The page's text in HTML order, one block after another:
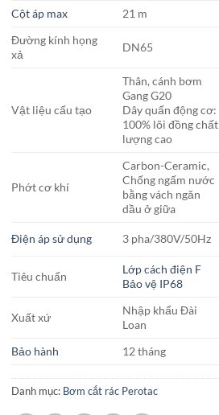
Cột áp max
21 m
Đường kính họng
xả
DN65
Vật liệu cấu tạo
Thân, cánh bơm
Gang G20
Dây quấn động cơ:
100% lõi đồng chất
lượng cao
Phớt cơ khí
Carbon-Ceramic,
Chống ngấm nước
bằng vách ngăn
dầu ở giữa
Điện áp sử dụng 3 pha/380V/50Hz
Tiêu chuẩn
Lớp cách điện F
Bảo vệ IP68
Xuất xứ
Nhập khẩu Đài
Loan
Bảo hành
12 tháng
Danh mục: Bơm cắt rác Perotac